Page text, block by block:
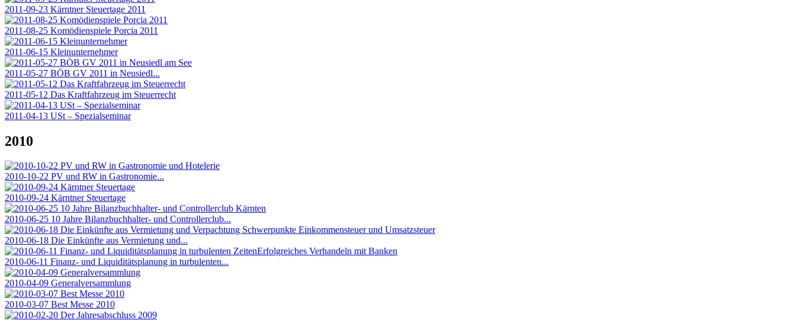
2011-09-23 Kärntner Steuertage 2011
2011-08-25 Komödienspiele Porcia 2011
2011-06-15 Kleinunternehmer
2011-05-27 BÖB GV 2011 in Neusiedl...
2011-05-12 Das Kraftfahrzeug im Steuerrecht
2011-04-13 USt – Spezialseminar
2010
2010-10-22 PV und RW in Gastronomie...
2010-09-24 Kärntner Steuertage
2010-06-25 10 Jahre Bilanzbuchhalter- und Controllerclub...
2010-06-18 Die Einkünfte aus Vermietung und...
2010-06-11 Finanz- und Liquiditätsplanung in turbulenten...
2010-04-09 Generalversammlung
2010-03-07 Best Messe 2010